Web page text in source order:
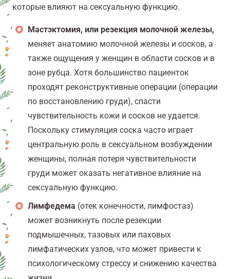
которые влияют на сексуальную функцию.
Мастэктомия, или резекция молочной железы,
меняет анатомию молочной железы и сосков, а
также ощущения у женщин в области сосков и в
зоне рубца. Хотя большинство пациенток
проходят реконструктивные операции (операции
по восстановлению груди), спасти
чувствительность кожи и сосков не удается.
Поскольку стимуляция соска часто играет
центральную роль в сексуальном возбуждении
женщины, полная потеря чувствительности
груди может оказать негативное влияние на
сексуальную функцию.
Лимфедема (отек конечности, лимфостаз)
может возникнуть после резекции
подмышечных, тазовых или паховых
лимфатических узлов, что может привести к
психологическому стрессу и снижению качества